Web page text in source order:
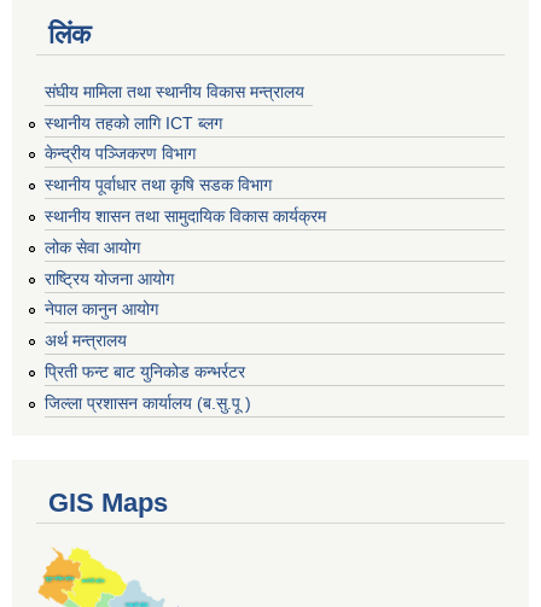
लिंक
संघीय मामिला तथा स्थानीय विकास मन्त्रालय
स्थानीय तहको लागि ICT ब्लग
केन्द्रीय पञ्जिकरण विभाग
स्थानीय पूर्वाधार तथा कृषि सडक विभाग
स्थानीय शासन तथा सामुदायिक विकास कार्यक्रम
लोक सेवा आयोग
राष्ट्रिय योजना आयोग
नेपाल कानुन आयोग
अर्थ मन्त्रालय
प्रिती फन्ट बाट युनिकोड कन्भर्रटर
जिल्ला प्रशासन कार्यालय (ब.सु.पू )
GIS Maps